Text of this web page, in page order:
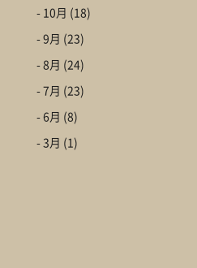
- 10月 (18)
- 9月 (23)
- 8月 (24)
- 7月 (23)
- 6月 (8)
- 3月 (1)